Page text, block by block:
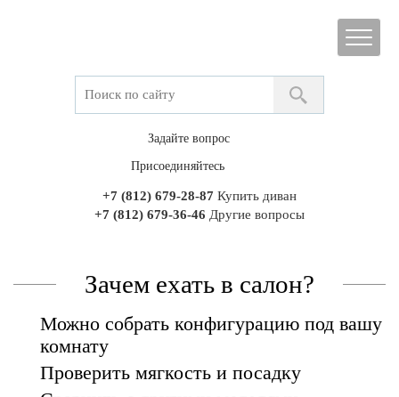
Задайте вопрос
Присоединяйтесь
+7 (812) 679-28-87 Купить диван
+7 (812) 679-36-46 Другие вопросы
Зачем ехать в салон?
Можно собрать конфигурацию под вашу
комнату
Проверить мягкость и посадку